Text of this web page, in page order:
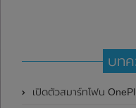
บทค
เปิดตัวสมาร์ทโฟน OnePlus Nord 3 ในปร